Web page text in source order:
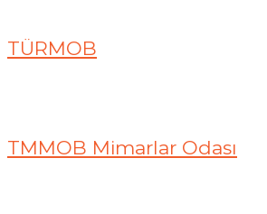
TÜRMOB
TMMOB Mimarlar Odası